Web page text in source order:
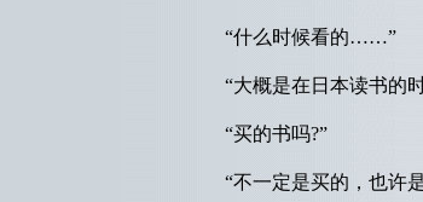
“什么时候看的……”
“大概是在日本读书的
“买的书吗?”
“不一定是买的，也许